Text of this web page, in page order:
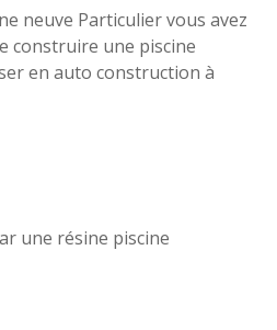
neuve Particulier vous avez
construire une piscine
en auto construction à